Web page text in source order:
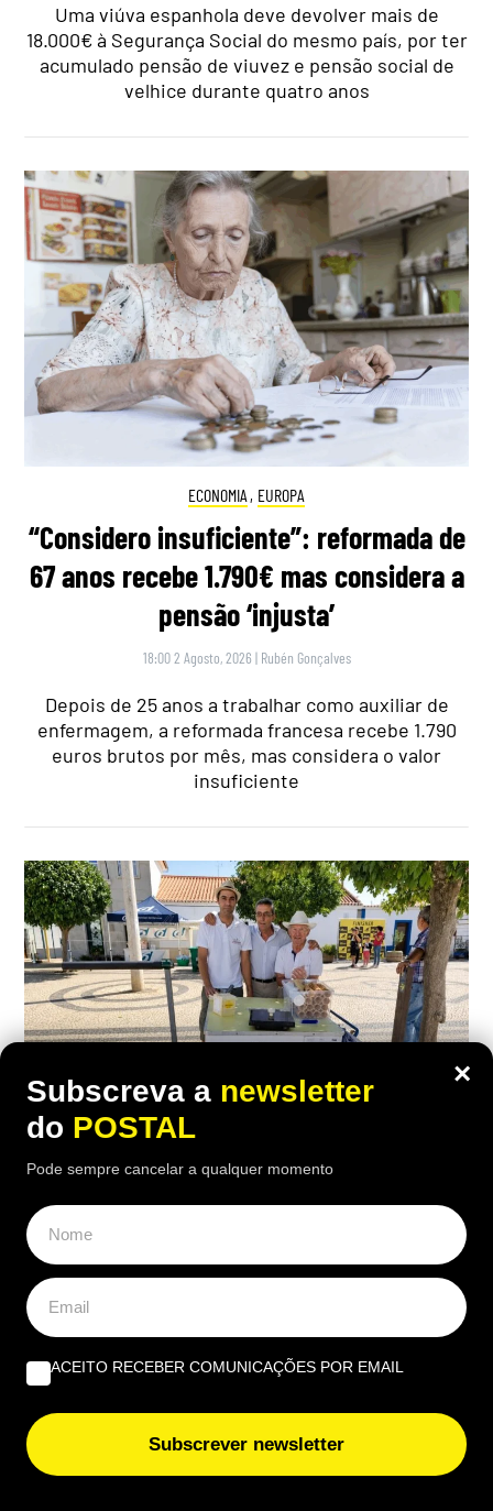
Uma viúva espanhola deve devolver mais de
18.000€ à Segurança Social do mesmo país, por ter
acumulado pensão de viuvez e pensão social de
velhice durante quatro anos
ECONOMIA , EUROPA
“Considero insuficiente”: reformada de
67 anos recebe 1.790€ mas considera a
pensão ‘injusta’
18:00 2 Agosto, 2026 | Rubén Gonçalves
Depois de 25 anos a trabalhar como auxiliar de
enfermagem, a reformada francesa recebe 1.790
euros brutos por mês, mas considera o valor
insuficiente
Tiago viveu em Castro Marim e trocou a
engenharia pelos gelados artesanais da
regressou a Mértola para dar futuro aos gelados
Nicolau, um legado familiar com 66 anos e 20
sabores
×
Subscreva a newsletter
do POSTAL
Pode sempre cancelar a qualquer momento
ACEITO RECEBER COMUNICAÇÕES POR EMAIL
Subscrever newsletter